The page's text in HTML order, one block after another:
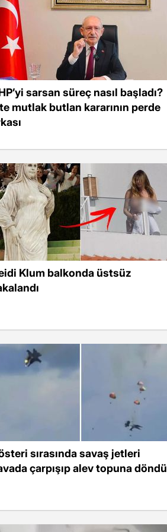
sarsan süreç nasıl başladı?
mutlak butlan kararının perde
Klum balkonda üstsüz
sırasında savaş jetleri
çarpışıp alev topuna döndü